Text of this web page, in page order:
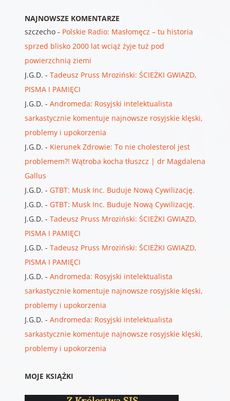
NAJNOWSZE KOMENTARZE
szczecho- Polskie Radio: Masłomęcz – tu historia
sprzed blisko 2000 lat wciąż żyje tuż pod
powierzchnią ziemi
J.G.D. - Tadeusz Pruss Mroziński: ŚCIEŻKI GWIAZD,
PISMA I PAMIĘCI
J.G.D. - Andromeda: Rosyjski intelektualista
sarkastycznie komentuje najnowsze rosyjskie klęski,
problemy i upokorzenia
J.G.D. - Kierunek Zdrowie: To nie cholesterol jest
problemem?! Wątroba kocha tłuszcz | dr Magdalena
Gallus
J.G.D. - GTBT: Musk Inc. Buduje Nową Cywilizację.
J.G.D. - GTBT: Musk Inc. Buduje Nową Cywilizację.
J.G.D. - Tadeusz Pruss Mroziński: ŚCIEŻKI GWIAZD,
PISMA I PAMIĘCI
J.G.D. - Tadeusz Pruss Mroziński: ŚCIEŻKI GWIAZD,
PISMA I PAMIĘCI
J.G.D. - Andromeda: Rosyjski intelektualista
sarkastycznie komentuje najnowsze rosyjskie klęski,
problemy i upokorzenia
J.G.D. - Andromeda: Rosyjski intelektualista
sarkastycznie komentuje najnowsze rosyjskie klęski,
problemy i upokorzenia
MOJE KSIĄŻKI